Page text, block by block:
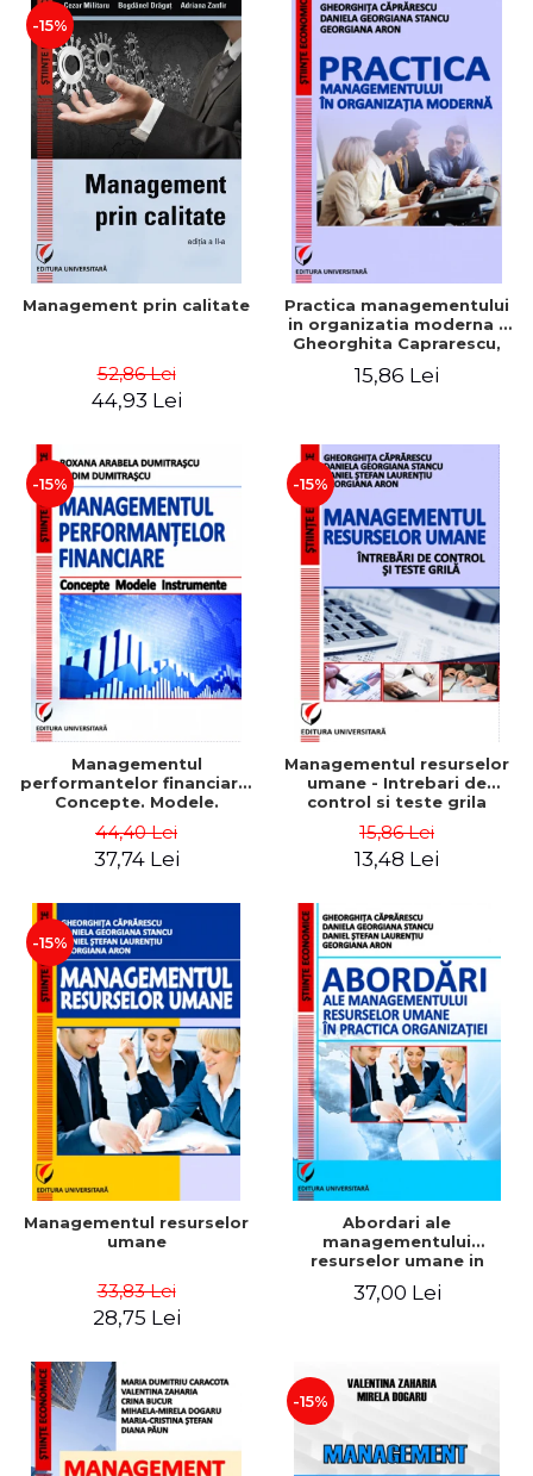
-15%
Management prin calitate
52,86 Lei
44,93 Lei
Practica managementului
in organizatia moderna -
Gheorghita Caprarescu,
Georgiana Aron
15,86 Lei
-15%
Managementul
performantelor financiare.
Concepte. Modele.
44,40 Lei
37,74 Lei
-15%
Managementul resurselor
umane - Intrebari de
control si teste grila
15,86 Lei
13,48 Lei
-15%
Managementul resurselor
umane
33,83 Lei
28,75 Lei
Abordari ale
managementului
resurselor umane in
37,00 Lei
-15%